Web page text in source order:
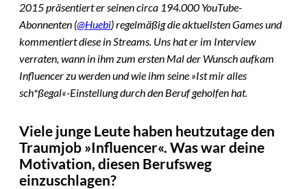
2015 präsentiert er seinen circa 194.000 YouTube-
Abonnenten (@Huebi) regelmäßig die aktuellsten Games und
kommentiert diese in Streams. Uns hat er im Interview
verraten, wann in ihm zum ersten Mal der Wunsch aufkam
Influencer zu werden und wie ihm seine »Ist mir alles
sch*ßegal«-Einstellung durch den Beruf geholfen hat.
Viele junge Leute haben heutzutage den
Traumjob »Influencer«. Was war deine
Motivation, diesen Berufsweg
einzuschlagen?